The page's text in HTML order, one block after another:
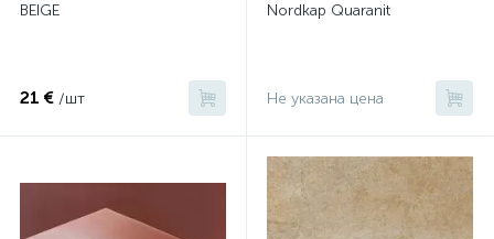
BEIGE
21 € /шт
Nordkap Quaranit
Не указана цена